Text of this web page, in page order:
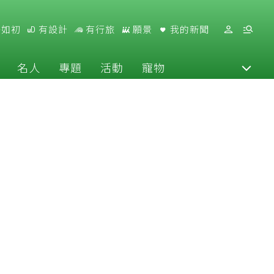
初 有設計 有行旅 願景 我的新聞
名人 專題 活動 寵物